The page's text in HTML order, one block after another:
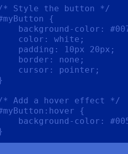
* Style the button */
{
* Add a hover effect */
{